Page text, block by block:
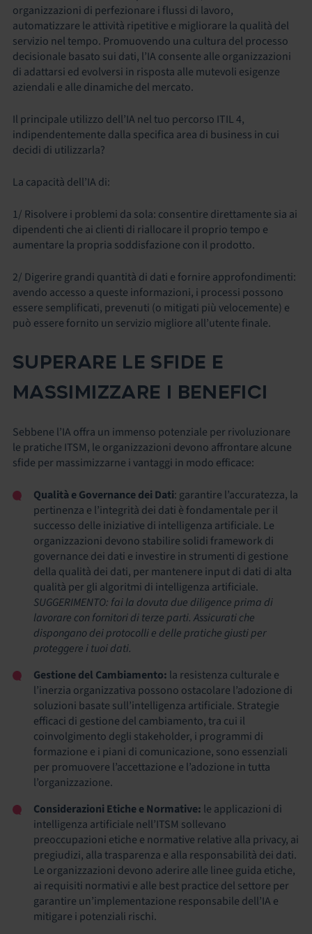
organizzazioni di perfezionare i flussi di lavoro,
automatizzare le attività ripetitive e migliorare la qualità del
servizio nel tempo. Promuovendo una cultura del processo
decisionale basato sui dati, l’IA consente alle organizzazioni
di adattarsi ed evolversi in risposta alle mutevoli esigenze
aziendali e alle dinamiche del mercato.
Il principale utilizzo dell’IA nel tuo percorso ITIL 4,
indipendentemente dalla specifica area di business in cui
decidi di utilizzarla?
La capacità dell’IA di:
1/ Risolvere i problemi da sola: consentire direttamente sia ai
dipendenti che ai clienti di riallocare il proprio tempo e
aumentare la propria soddisfazione con il prodotto.
2/ Digerire grandi quantità di dati e fornire approfondimenti:
avendo accesso a queste informazioni, i processi possono
essere semplificati, prevenuti (o mitigati più velocemente) e
può essere fornito un servizio migliore all’utente finale.
SUPERARE LE SFIDE E
MASSIMIZZARE I BENEFICI
Sebbene l’IA offra un immenso potenziale per rivoluzionare
le pratiche ITSM, le organizzazioni devono affrontare alcune
sfide per massimizzarne i vantaggi in modo efficace:
Qualità e Governancedei Dati: garantire l’accuratezza, la
pertinenza e l’integrità dei dati è fondamentale per il
successo delle iniziative di intelligenza artificiale. Le
organizzazioni devono stabilire solidi framework di
governance dei dati e investire in strumenti di gestione
della qualità dei dati, per mantenere input di dati di alta
qualità per gli algoritmi di intelligenza artificiale.
SUGGERIMENTO: fai la dovuta due diligence prima di
lavorare con fornitori di terze parti. Assicurati che
dispongano dei protocolli e delle pratiche giusti per
proteggere i tuoi dati.
Gestione del Cambiamento: la resistenza culturale e
l’inerzia organizzativa possono ostacolare l’adozione di
soluzioni basate sull’intelligenza artificiale. Strategie
efficaci di gestione del cambiamento, tra cui il
coinvolgimento degli stakeholder, i programmi di
formazione e i piani di comunicazione, sono essenziali
per promuovere l’accettazione e l’adozione in tutta
l’organizzazione.
Considerazioni Etiche e Normative: le applicazioni di
intelligenza artificiale nell’ITSM sollevano
preoccupazioni etiche e normative relative alla privacy, ai
pregiudizi, alla trasparenza e alla responsabilità dei dati.
Le organizzazioni devono aderire alle linee guida etiche,
ai requisiti normativi e alle best practice del settore per
garantire un’implementazione responsabile dell’IA e
mitigare i potenziali rischi.